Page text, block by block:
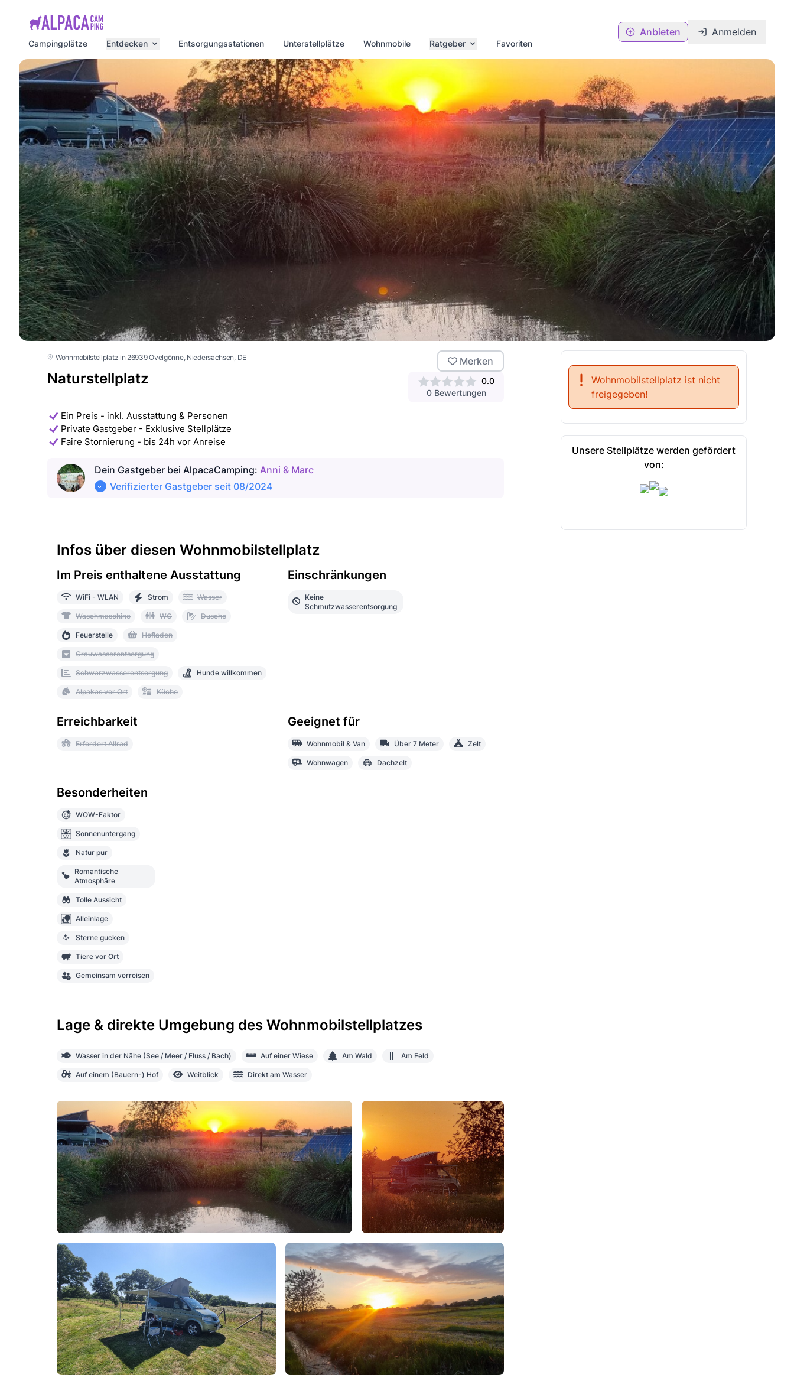
Campingplätze
Entdecken Entsorgungsstationen Unterstellplätze Wohnmobile Ratgeber Favoriten
Anbieten Anmelden
Wohnmobilstellplatz in 26939 Ovelgönne, Niedersachsen , DE
Naturstellplatz
0.0
0 Bewertungen
Merken
Ein Preis - inkl. Ausstattung & Personen
Private Gastgeber - Exklusive Stellplätze
Faire Stornierung - bis 24h vor Anreise
Dein Gastgeber bei AlpacaCamping: Anni & Marc
Verifizierter Gastgeber seit 08/2024
Wohnmobilstellplatz ist nicht
freigegeben!
Unsere Stellplätze werden gefördert
von:
Infos über diesen Wohnmobilstellplatz
Im Preis enthaltene Ausstattung
WiFi - WLAN Strom Wasser
Waschmaschine WC Dusche
Feuerstelle Hofladen
Grauwasserentsorgung
Schwarzwasserentsorgung Hunde willkommen
Alpakas vor Ort Küche
Einschränkungen
Keine
Schmutzwasserentsorgung
Erreichbarkeit
Erfordert Allrad
Geeignet für
Wohnmobil & Van Über 7 Meter Zelt
Wohnwagen Dachzelt
Besonderheiten
WOW-Faktor
Sonnenuntergang
Natur pur
Romantische
Atmosphäre
Tolle Aussicht
Alleinlage
Sterne gucken
Tiere vor Ort
Gemeinsam verreisen
Lage & direkte Umgebung des Wohnmobilstellplatzes
Wasser in der Nähe (See / Meer / Fluss / Bach) Auf einer Wiese Am Wald Am Feld
Auf einem (Bauern-) Hof Weitblick Direkt am Wasser